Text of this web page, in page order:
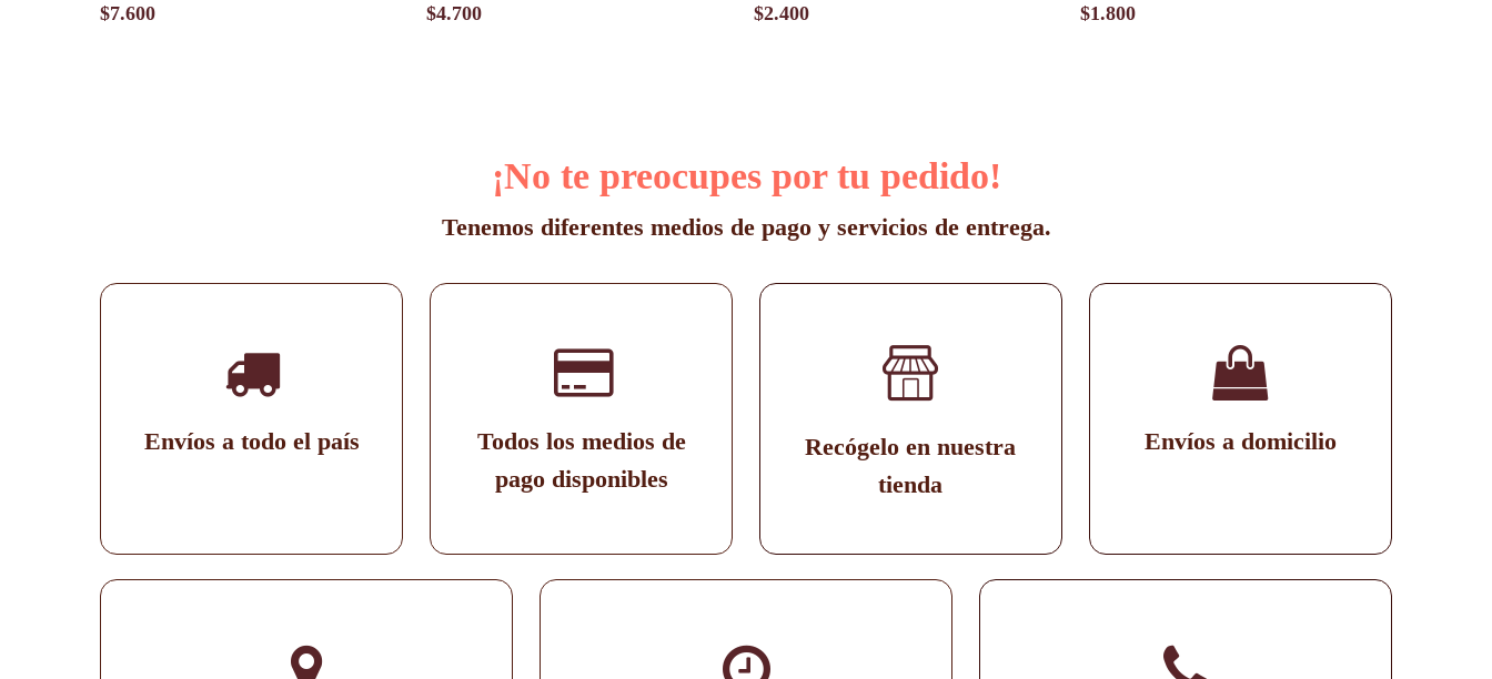
$7.600 $4.700 $2.400 $1.800
¡No te preocupes por tu pedido!
Tenemos diferentes medios de pago y servicios de entrega.
Envíos a todo el país
Todos los medios de
pago disponibles
Recógelo en nuestra
tienda
Envíos a domicilio